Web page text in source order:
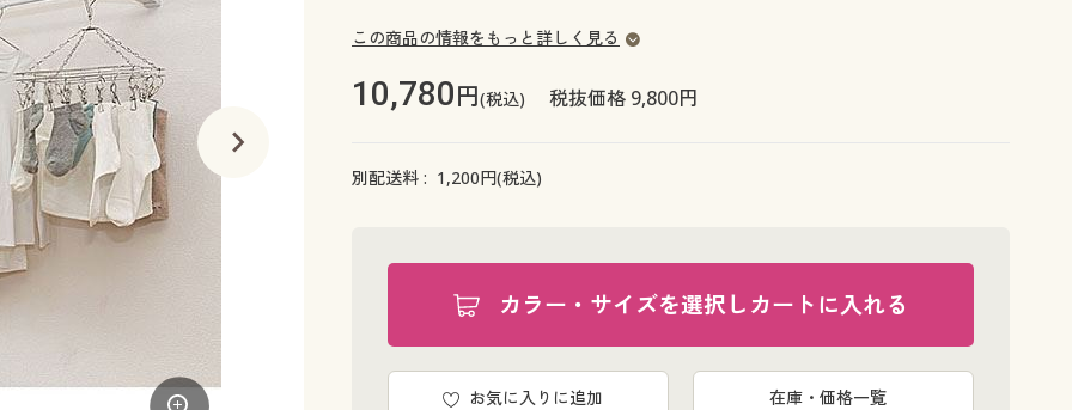
この商品の情報をもっと詳しく見る
10,780円(税込) 税抜価格 9,800円
別配送料 : 1,200円(税込)
カラー・サイズを選択しカートに入れる
お気に入りに追加 在庫・価格一覧